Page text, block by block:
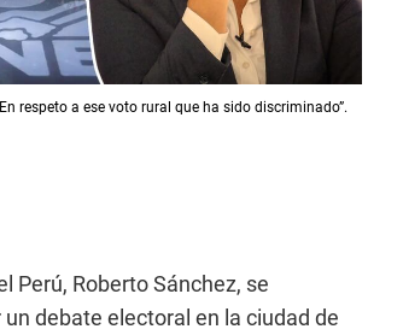
respeto a ese voto rural que ha sido discriminado”.
Perú, Roberto Sánchez, se
debate electoral en la ciudad de